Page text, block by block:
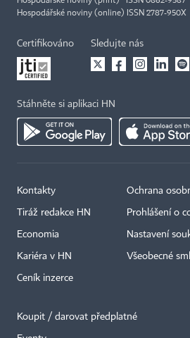
Hospodářské noviny (online) ISSN 2787-950X
Certifikováno Sledujte nás
Stáhněte si aplikaci HN
Kontakty
Tiráž redakce HN
Economia
Kariéra v HN
Ceník inzerce
Ochrana
Prohlášení o
Nastavení
Všeobecné
Koupit / darovat předplatné